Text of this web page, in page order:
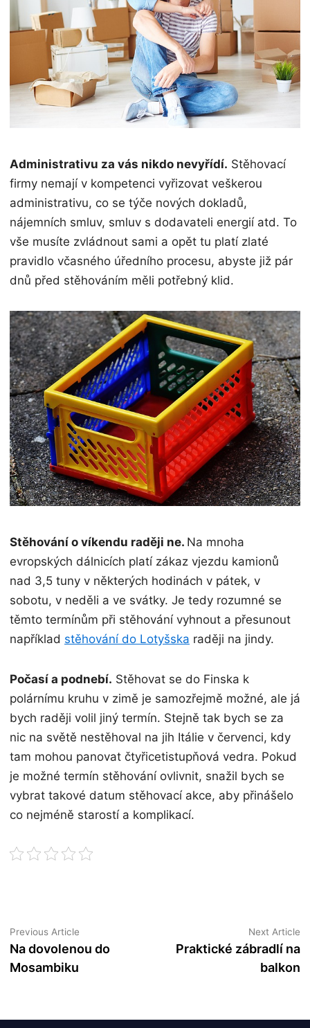
Administrativu za vás nikdo nevyřídí. Stěhovací
firmy nemají v kompetenci vyřizovat veškerou
administrativu, co se týče nových dokladů,
nájemních smluv, smluv s dodavateli energií atd. To
vše musíte zvládnout sami a opět tu platí zlaté
pravidlo včasného úředního procesu, abyste již pár
dnů před stěhováním měli potřebný klid.
Stěhování o víkendu raději ne. Na mnoha
evropských dálnicích platí zákaz vjezdu kamionů
nad 3,5 tuny v některých hodinách v pátek, v
sobotu, v neděli a ve svátky. Je tedy rozumné se
těmto termínům při stěhování vyhnout a přesunout
například stěhování do Lotyšska raději na jindy.
Počasí a podnebí. Stěhovat se do Finska k
polárnímu kruhu v zimě je samozřejmě možné, ale já
bych raději volil jiný termín. Stejně tak bych se za
nic na světě nestěhoval na jih Itálie v červenci, kdy
tam mohou panovat čtyřicetistupňová vedra. Pokud
je možné termín stěhování ovlivnit, snažil bych se
vybrat takové datum stěhovací akce, aby přinášelo
co nejméně starostí a komplikací.
Navigace
pro
příspěvek
Previous Article
article:
Na dovolenou do
Mosambiku
Next Article
Praktické zábradlí na
balkon